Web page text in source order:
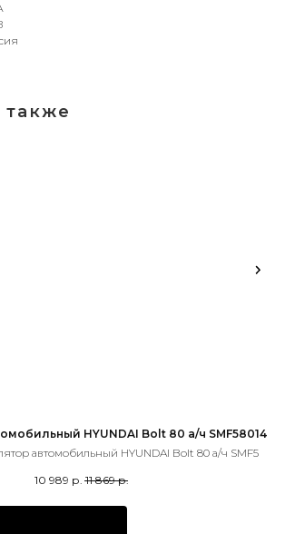
также
HYUNDAI Bolt 80 а/ч SMF58014
автомобильный HYUNDAI Bolt 80 а/ч SMF5
10 989 р. 11 869 р.